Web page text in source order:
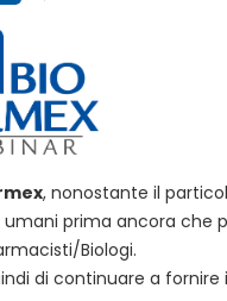
, nonostante il
prima ancora che
Biologi.
di continuare a